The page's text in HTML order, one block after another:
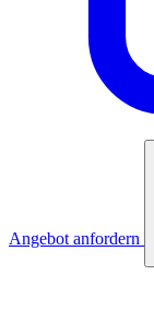
Angebot anfordern